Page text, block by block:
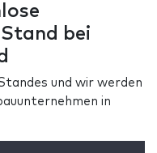
bei
und wir werden
in